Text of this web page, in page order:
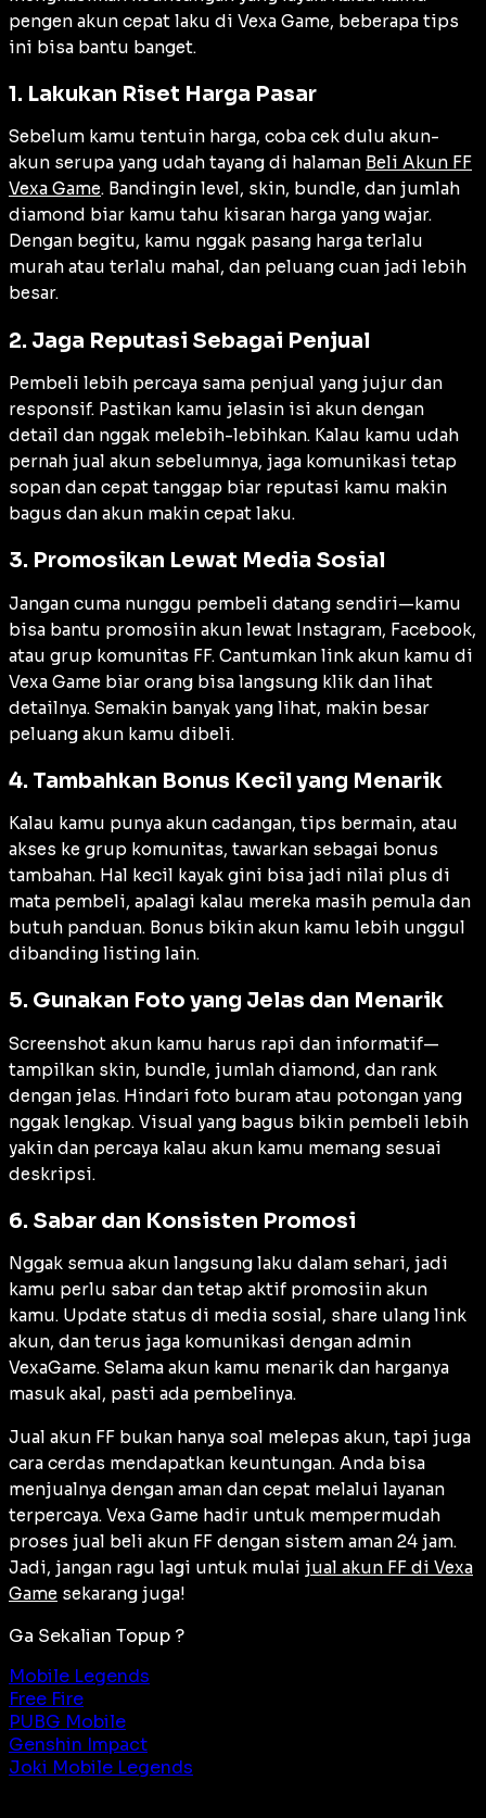
pengen akun cepat laku di Vexa Game, beberapa tips
ini bisa bantu banget.
1. Lakukan Riset Harga Pasar
Sebelum kamu tentuin harga, coba cek dulu akun-
akun serupa yang udah tayang di halaman Beli Akun FF
Vexa Game. Bandingin level, skin, bundle, dan jumlah
diamond biar kamu tahu kisaran harga yang wajar.
Dengan begitu, kamu nggak pasang harga terlalu
murah atau terlalu mahal, dan peluang cuan jadi lebih
besar.
2. Jaga Reputasi Sebagai Penjual
Pembeli lebih percaya sama penjual yang jujur dan
responsif. Pastikan kamu jelasin isi akun dengan
detail dan nggak melebih-lebihkan. Kalau kamu udah
pernah jual akun sebelumnya, jaga komunikasi tetap
sopan dan cepat tanggap biar reputasi kamu makin
bagus dan akun makin cepat laku.
3. Promosikan Lewat Media Sosial
Jangan cuma nunggu pembeli datang sendiri—kamu
bisa bantu promosiin akun lewat Instagram, Facebook,
atau grup komunitas FF. Cantumkan link akun kamu di
Vexa Game biar orang bisa langsung klik dan lihat
detailnya. Semakin banyak yang lihat, makin besar
peluang akun kamu dibeli.
4. Tambahkan Bonus Kecil yang Menarik
Kalau kamu punya akun cadangan, tips bermain, atau
akses ke grup komunitas, tawarkan sebagai bonus
tambahan. Hal kecil kayak gini bisa jadi nilai plus di
mata pembeli, apalagi kalau mereka masih pemula dan
butuh panduan. Bonus bikin akun kamu lebih unggul
dibanding listing lain.
5. Gunakan Foto yang Jelas dan Menarik
Screenshot akun kamu harus rapi dan informatif—
tampilkan skin, bundle, jumlah diamond, dan rank
dengan jelas. Hindari foto buram atau potongan yang
nggak lengkap. Visual yang bagus bikin pembeli lebih
yakin dan percaya kalau akun kamu memang sesuai
deskripsi.
6. Sabar dan Konsisten Promosi
Nggak semua akun langsung laku dalam sehari, jadi
kamu perlu sabar dan tetap aktif promosiin akun
kamu. Update status di media sosial, share ulang link
akun, dan terus jaga komunikasi dengan admin
VexaGame. Selama akun kamu menarik dan harganya
masuk akal, pasti ada pembelinya.
Jual akun FF bukan hanya soal melepas akun, tapi juga
cara cerdas mendapatkan keuntungan. Anda bisa
menjualnya dengan aman dan cepat melalui layanan
terpercaya. Vexa Game hadir untuk mempermudah
proses jual beli akun FF dengan sistem aman 24 jam.
Jadi, jangan ragu lagi untuk mulai jual akun FF di Vexa
Game sekarang juga!
Ga Sekalian Topup ?
Mobile Legends
Free Fire
PUBG Mobile
Genshin Impact
Joki Mobile Legends